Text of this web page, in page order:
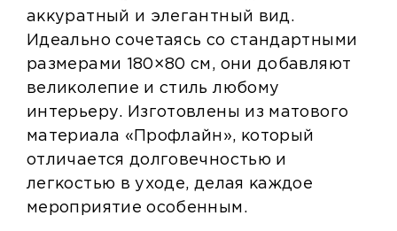
аккуратный и элегантный вид.
Идеально сочетаясь со стандартными
размерами 180×80 см, они добавляют
великолепие и стиль любому
интерьеру. Изготовлены из матового
материала «Профлайн», который
отличается долговечностью и
легкостью в уходе, делая каждое
мероприятие особенным.